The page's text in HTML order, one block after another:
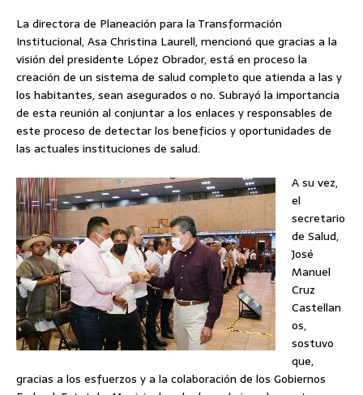
La directora de Planeación para la Transformación
Institucional, Asa Christina Laurell, mencionó que gracias a la
visión del presidente López Obrador, está en proceso la
creación de un sistema de salud completo que atienda a las y
los habitantes, sean asegurados o no. Subrayó la importancia
de esta reunión al conjuntar a los enlaces y responsables de
este proceso de detectar los beneficios y oportunidades de
las actuales instituciones de salud.
A su vez,
el
secretario
de Salud,
José
Manuel
Cruz
Castellan
os,
sostuvo
que,
gracias a los esfuerzos y a la colaboración de los Gobiernos